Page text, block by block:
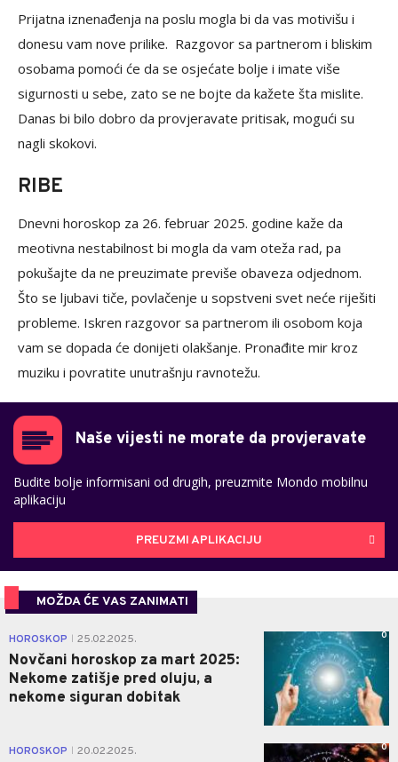
Prijatna iznenađenja na poslu mogla bi da vas motivišu i
donesu vam nove prilike. Razgovor sa partnerom i bliskim
osobama pomoći će da se osjećate bolje i imate više
sigurnosti u sebe, zato se ne bojte da kažete šta mislite.
Danas bi bilo dobro da provjeravate pritisak, mogući su
nagli skokovi.
RIBE
Dnevni horoskop za 26. februar 2025. godine kaže da
meotivna nestabilnost bi mogla da vam oteža rad, pa
pokušajte da ne preuzimate previše obaveza odjednom.
Što se ljubavi tiče, povlačenje u sopstveni svet neće riješiti
probleme. Iskren razgovor sa partnerom ili osobom koja
vam se dopada će donijeti olakšanje. Pronađite mir kroz
muziku i povratite unutrašnju ravnotežu.
Naše vijesti ne morate da provjeravate
Budite bolje informisani od drugih, preuzmite Mondo mobilnu
aplikaciju
PREUZMI APLIKACIJU
MOŽDA ĆE VAS ZANIMATI
HOROSKOP 25.02.2025.
Novčani horoskop za mart 2025:
Nekome zatišje pred oluju, a
nekome siguran dobitak
0
HOROSKOP 20.02.2025. 0